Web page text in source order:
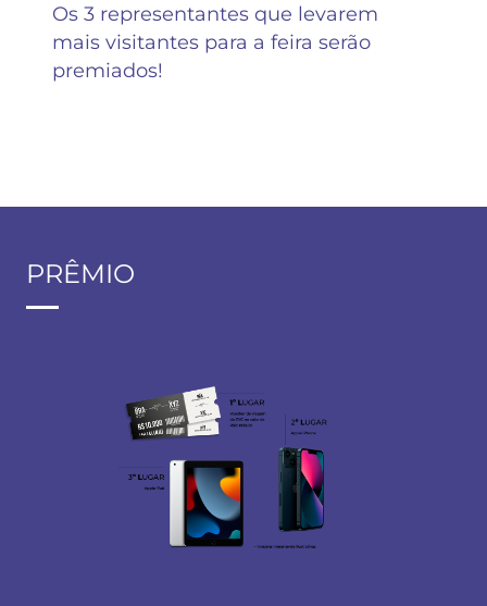
Os 3 representantes que levarem
mais visitantes para a feira serão
premiados!
PRÊMIO